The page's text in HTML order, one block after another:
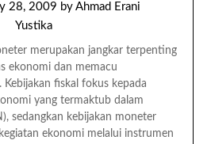
28, 2009 by Ahmad Erani
Yustika
merupakan jangkar terpenting
ekonomi dan memacu
fiskal fokus kepada
yang termaktub dalam
sedangkan kebijakan moneter
ekonomi melalui instrumen